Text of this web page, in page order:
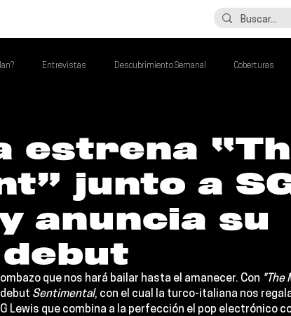
Entrevistas Descubrimiento Semanal Coberturas
Talento Mexa Semanal Álbumes de la Semana
estrena
junto a
anuncia su
que nos hará bailar hasta el amanecer. Con "The
Sentimental, con el cual la turco-italiana nos
Lewis que combina a la perfección el pop electrónico